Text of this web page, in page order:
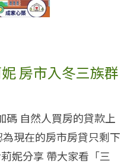
房市入冬三族群
碼 自然人買房的貸款上
現在的房市房貸只剩下
妮分享 帶大家看「三